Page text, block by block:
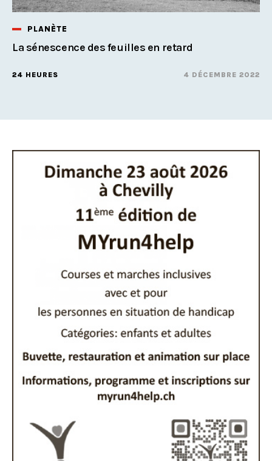
PLANÈTE
La sénescence des feuilles en retard
24 HEURES 4 DÉCEMBRE 2022